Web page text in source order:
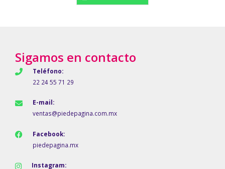
Sigamos en contacto
Teléfono:
22 24 55 71 29
E-mail:
ventas@piedepagina.com.mx
Facebook:
piedepagina.mx
Instagram: